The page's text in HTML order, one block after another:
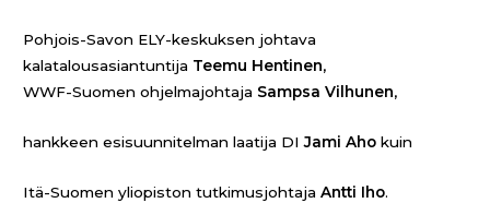
Pohjois-Savon ELY-keskuksen johtava
kalatalousasiantuntija Teemu Hentinen,
WWF-Suomen ohjelmajohtaja Sampsa Vilhunen,
hankkeen esisuunnitelman laatija DI Jami Aho kuin
Itä-Suomen yliopiston tutkimusjohtajaAntti Iho.